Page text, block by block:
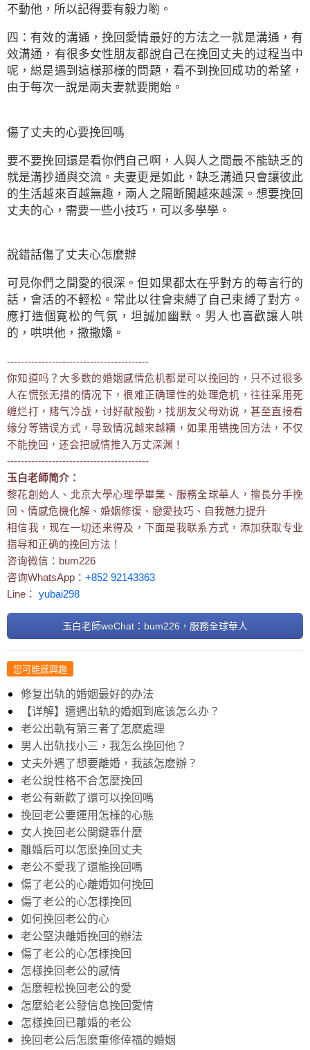
不動他，所以記得要有毅力喲。
四：有效的溝通，挽回愛情最好的方法之一就是溝通，有
效溝通，有很多女性朋友都說自己在挽回丈夫的过程当中
呢，縂是遇到這様那様的問題，看不到挽回成功的希望，
由于每次一說是兩夫妻就要開始。
傷了丈夫的心要挽回嗎
要不要挽回還是看你們自己啊，人與人之間最不能缺乏的
就是溝抄通與交流。夫妻更是如此，缺乏溝通只會讓彼此
的生活越來百越無趣，兩人之隔断閡越來越深。想要挽回
丈夫的心，需要一些小技巧，可以多學學。
說錯話傷了丈夫心怎麼辦
可見你們之間愛的很深。但如果都太在乎對方的每言行的
話，會活的不輕松。常此以往會束縛了自己束縛了對方。
應打造個寛松的气氛，坦誠加幽默。男人也喜歡讓人哄
的，哄哄他，撒撒嬌。
-----------------------------------------
你知道吗？大多数的婚姻感情危机都是可以挽回的，只不过很多
人在慌张无措的情况下，很难正确理性的处理危机，往往采用死
缠烂打，赌气冷战，讨好献殷勤，找朋友父母劝说，甚至直接看
缘分等错误方式，导致情况越来越糟，如果用错挽回方法，不仅
不能挽回，还会把感情推入万丈深渊！
-----------------------------------------
玉白老師简介：
黎花創始人、北京大學心理學畢業、服務全球華人，擅長分手挽
回、情感危機化解、婚姻修復、戀愛技巧、自我魅力提升
相信我，现在一切还来得及，下面是我联系方式，添加获取专业
指导和正确的挽回方法！
咨询微信：bum226
咨询WhatsApp： +852 92143363
Line： yubai298
玉白老師weChat：bum226，服務全球華人
您可能感興趣
修复出轨的婚姻最好的办法
【详解】遭遇出轨的婚姻到底该怎么办？
老公出軌有第三者了怎麽處理
男人出轨找小三，我怎么挽回他？
丈夫外遇了想要離婚，我該怎麽辦？
老公說性格不合怎麼挽回
老公有新歡了還可以挽回嗎
挽回老公要運用怎様的心態
女人挽回老公関鍵靠什麼
離婚后可以怎麼挽回丈夫
老公不愛我了還能挽回嗎
傷了老公的心離婚如何挽回
傷了老公的心怎様挽回
如何挽回老公的心
老公堅決離婚挽回的辦法
傷了老公的心怎様挽回
怎様挽回老公的感情
怎麼輕松挽回老公的愛
怎麼給老公發信息挽回愛情
怎様挽回已離婚的老公
挽回老公后怎麼重修倖福的婚姻